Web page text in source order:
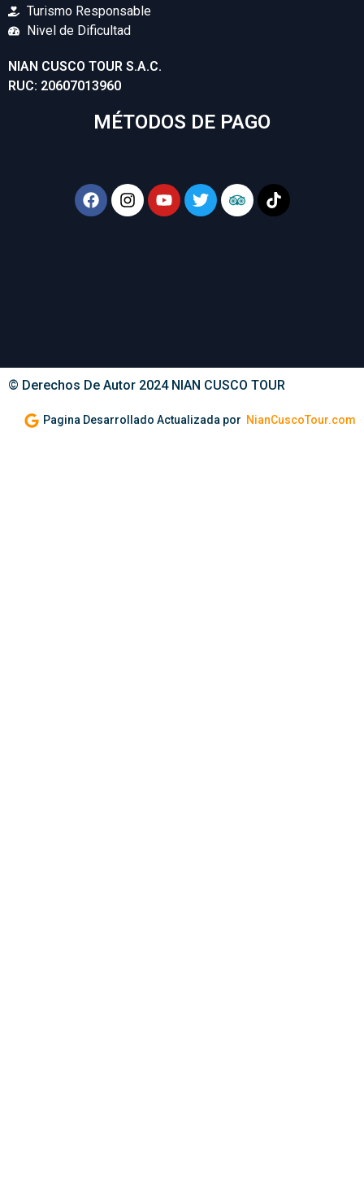
Turismo Responsable
Nivel de Dificultad
NIAN CUSCO TOUR S.A.C.
RUC: 20607013960
MÉTODOS DE PAGO
© Derechos De Autor 2024 NIAN CUSCO TOUR
Pagina Desarrollado Actualizada por NianCuscoTour.com